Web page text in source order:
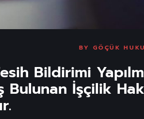
BY GÖÇÜK
Bildirimi
Bulunan İşçilik